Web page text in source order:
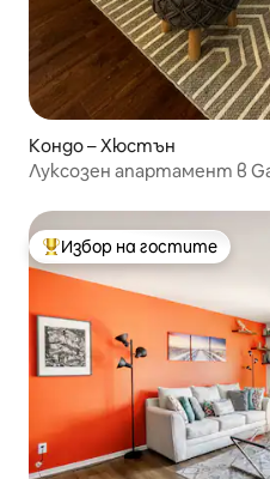
Кондо – Хюстън
Луксозен апартамент в
Най-популярен избор на
Избор на гостите